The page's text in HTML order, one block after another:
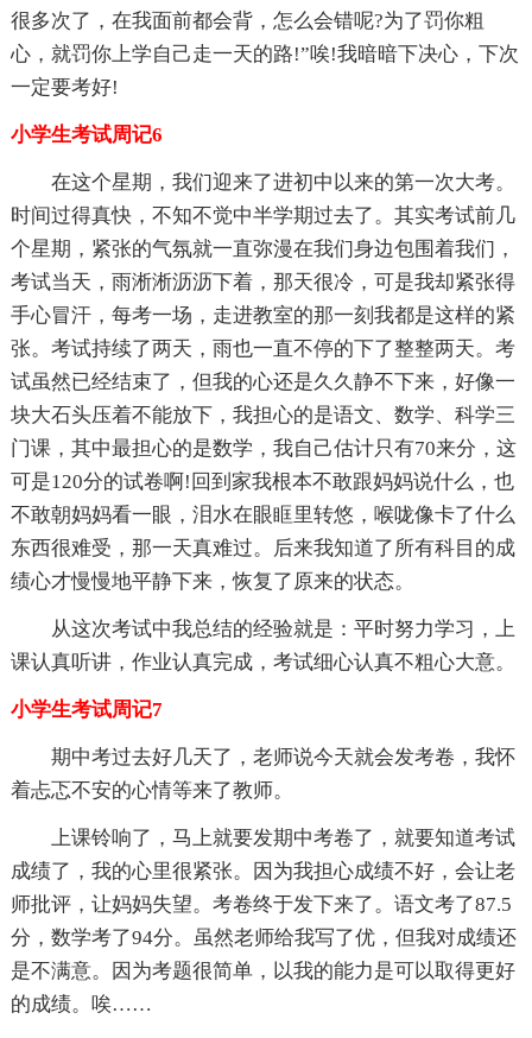
很多次了，在我面前都会背，怎么会错呢?为了罚你粗
心，就罚你上学自己走一天的路!”唉!我暗暗下决心，下次
一定要考好!
小学生考试周记6
在这个星期，我们迎来了进初中以来的第一次大考。
时间过得真快，不知不觉中半学期过去了。其实考试前几
个星期，紧张的气氛就一直弥漫在我们身边包围着我们，
考试当天，雨淅淅沥沥下着，那天很冷，可是我却紧张得
手心冒汗，每考一场，走进教室的那一刻我都是这样的紧
张。考试持续了两天，雨也一直不停的下了整整两天。考
试虽然已经结束了，但我的心还是久久静不下来，好像一
块大石头压着不能放下，我担心的是语文、数学、科学三
门课，其中最担心的是数学，我自己估计只有70来分，这
可是120分的试卷啊!回到家我根本不敢跟妈妈说什么，也
不敢朝妈妈看一眼，泪水在眼眶里转悠，喉咙像卡了什么
东西很难受，那一天真难过。后来我知道了所有科目的成
绩心才慢慢地平静下来，恢复了原来的状态。
从这次考试中我总结的经验就是：平时努力学习，上
课认真听讲，作业认真完成，考试细心认真不粗心大意。
小学生考试周记7
期中考过去好几天了，老师说今天就会发考卷，我怀
着忐忑不安的心情等来了教师。
上课铃响了，马上就要发期中考卷了，就要知道考试
成绩了，我的心里很紧张。因为我担心成绩不好，会让老
师批评，让妈妈失望。考卷终于发下来了。语文考了87.5
分，数学考了94分。虽然老师给我写了优，但我对成绩还
是不满意。因为考题很简单，以我的能力是可以取得更好
的成绩。唉……